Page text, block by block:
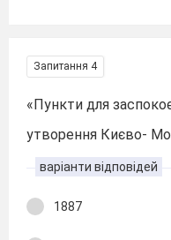
Запитання 4
«Пункти для
утворення Києво-
варіанти відповідей
1887